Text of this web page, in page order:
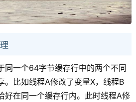
同一个64字节缓存行中的两个不同
。比如线程A修改了变量X，线程B
好在同一个缓存行内。此时线程A修